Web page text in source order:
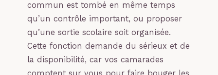
commun est tombé en même temps
qu’un contrôle important, ou proposer
qu’une sortie scolaire soit organisée.
Cette fonction demande du sérieux et de
la disponibilité, car vos camarades